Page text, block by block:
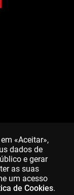
«Aceitar»,
dados de
e gerar
as suas
um acesso
de Cookies.